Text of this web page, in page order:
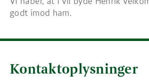
godt imod ham.
Kontaktoplysninger